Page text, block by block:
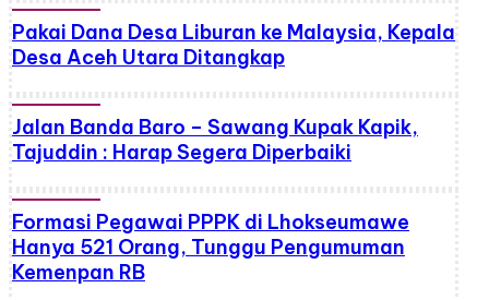
Pakai Dana Desa Liburan ke Malaysia, Kepala
Desa Aceh Utara Ditangkap
Jalan Banda Baro – Sawang Kupak Kapik,
Tajuddin : Harap Segera Diperbaiki
Formasi Pegawai PPPK di Lhokseumawe
Hanya 521 Orang, Tunggu Pengumuman
Kemenpan RB